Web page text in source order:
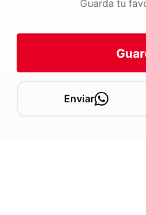
Guarda tu
Enviar